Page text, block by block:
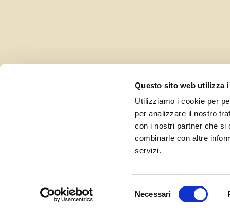
Questo sito web utilizza
Utilizziamo i cookie per
per analizzare il nostro
con i nostri partner che si
combinarle con altre
servizi.
Necessari
Curato da UOLLI, con l’amorevole complicità diEnsoul